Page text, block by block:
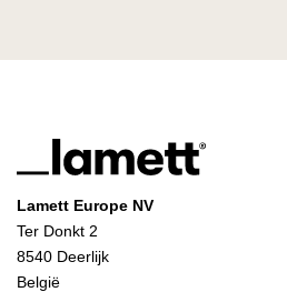
Lamett Europe NV
Ter Donkt 2
8540 Deerlijk
België